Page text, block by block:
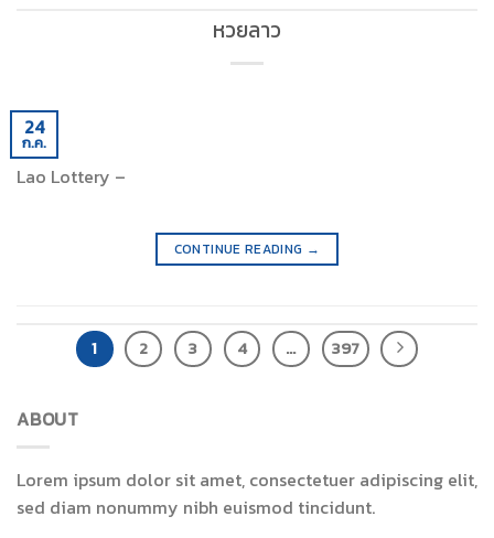
หวยลาว
24
ก.ค.
Lao Lottery –
CONTINUE READING →
1 2 3 4 … 397
ABOUT
Lorem ipsum dolor sit amet, consectetuer adipiscing elit,
sed diam nonummy nibh euismod tincidunt.